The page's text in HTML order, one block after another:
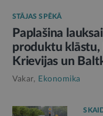
STĀJAS SPĒKĀ
Paplašina
produktu klāstu,
Krievijas un
Vakar, Ekonomika